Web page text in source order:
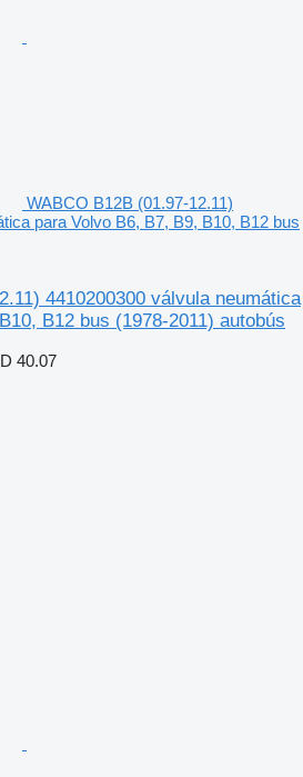
WABCO B12B (01.97-12.11)
para Volvo B6, B7, B9, B10, B12 bus
4410200300 válvula neumática
B12 bus (1978-2011) autobús
40.07